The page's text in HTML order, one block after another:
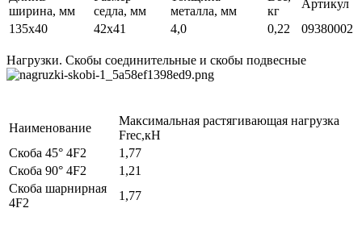
ширина, мм
седла, мм
металла, мм
кг
Артикул
135x40
42x41 4,0 0,22 09380002
Нагрузки. Скобы соединительные и скобы подвесные
Наименование
Максимальная растягивающая нагрузка
Frec,кН
Скоба 45° 4F2
1,77
Скоба 90° 4F2
1,21
Скоба шарнирная
4F2
1,77